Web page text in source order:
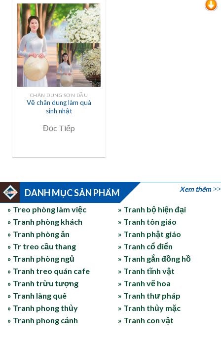
CHÂN DUNG SƠN DẦU
Vẽ chân dung làm quà
sinh nhật
Đọc Tiếp
DANH MỤC SẢN PHẨM Xem thêm
» Treo phòng làm việc
» Tranh phòng khách
» Tranh phòng ăn
» Tr treo cầu thang
» Tranh phòng ngủ
» Tranh treo quán cafe
» Tranh trừu tượng
» Tranh làng quê
» Tranh phong thủy
» Tranh phong cảnh
» Tranh bộ hiện đại
» Tranh tôn giáo
» Tranh phật giáo
» Tranh cổ điển
» Tranh gắn đồng hồ
» Tranh tĩnh vật
» Tranh vẽ hoa
» Tranh thư pháp
» Tranh thủy mặc
» Tranh con vật